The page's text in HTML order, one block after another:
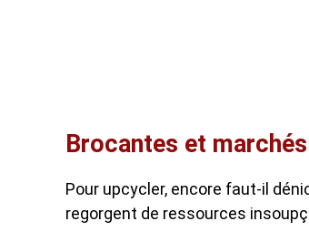
Brocantes et
Pour upcycler, encore faut-il
regorgent de ressources